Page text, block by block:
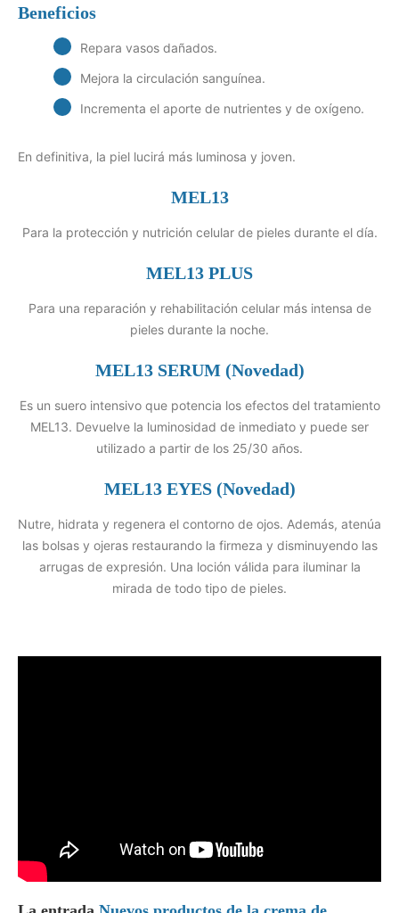
Beneficios
Repara vasos dañados.
Mejora la circulación sanguínea.
Incrementa el aporte de nutrientes y de oxígeno.
En definitiva, la piel lucirá más luminosa y joven.
MEL13
Para la protección y nutrición celular de pieles durante el día.
MEL13 PLUS
Para una reparación y rehabilitación celular más intensa de
pieles durante la noche.
MEL13 SERUM (Novedad)
Es un suero intensivo que potencia los efectos del tratamiento
MEL13. Devuelve la luminosidad de inmediato y puede ser
utilizado a partir de los 25/30 años.
MEL13 EYES (Novedad)
Nutre, hidrata y regenera el contorno de ojos. Además, atenúa
las bolsas y ojeras restaurando la firmeza y disminuyendo las
arrugas de expresión. Una loción válida para iluminar la
mirada de todo tipo de pieles.